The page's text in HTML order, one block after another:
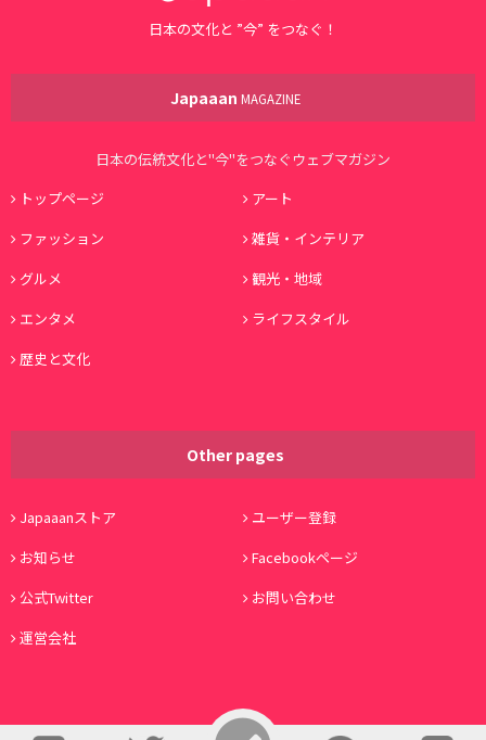
日本の文化と ”今” をつなぐ！
Japaaan MAGAZINE
日本の伝統文化と"今"をつなぐウェブマガジン
トップページ
アート
ファッション
雑貨・インテリア
グルメ
観光・地域
エンタメ
ライフスタイル
歴史と文化
Other pages
Japaaanストア
ユーザー登録
お知らせ
Facebookページ
公式Twitter
お問い合わせ
運営会社